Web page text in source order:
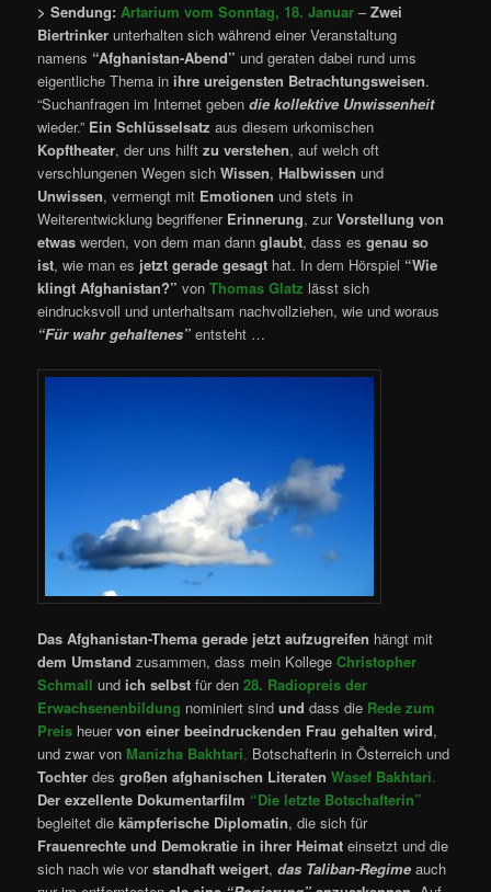
> Sendung:Artarium vom Sonntag, 18. Januar –Zwei
Biertrinker unterhalten sich während einer Veranstaltung
namens “Afghanistan-Abend” und geraten dabei rund ums
eigentliche Thema in ihre ureigensten Betrachtungsweisen.
“Suchanfragen im Internet gebendie kollektive Unwissenheit
wieder.” Ein Schlüsselsatz aus diesem urkomischen
Kopftheater, der uns hilftzu verstehen, auf welch oft
verschlungenen Wegen sichWissen, Halbwissen und
Unwissen, vermengt mit Emotionen und stets in
Weiterentwicklung begriffener Erinnerung, zurVorstellung von
etwas werden, von dem man dannglaubt, dass esgenau so
ist, wie man es jetzt gerade gesagt hat. In dem Hörspiel “Wie
klingt Afghanistan?” vonThomas Glatz lässt sich
eindrucksvoll und unterhaltsam nachvollziehen, wie und woraus
“Für wahr gehaltenes” entsteht …
Das Afghanistan-Thema gerade jetzt aufzugreifen hängt mit
dem Umstand zusammen, dass mein KollegeChristopher
Schmall und ich selbst für den28. Radiopreis der
Erwachsenenbildung nominiert sindund dass die Rede zum
Preis heuervon einer beeindruckenden Frau gehalten wird,
und zwar von Manizha Bakhtari, Botschafterin in Österreich und
Tochter desgroßen afghanischen LiteratenWasef Bakhtari.
Der exzellente Dokumentarfilm “Die letzte Botschafterin”
begleitet diekämpferische Diplomatin, die sich für
Frauenrechte und Demokratie in ihrer Heimat einsetzt und die
sich nach wie vorstandhaft weigert,das Taliban-Regime auch